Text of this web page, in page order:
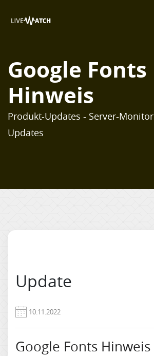
Google Fonts
Hinweis
Produkt-Updates - Server-
Updates
Update
10.11.2022
Google Fonts Hinweis